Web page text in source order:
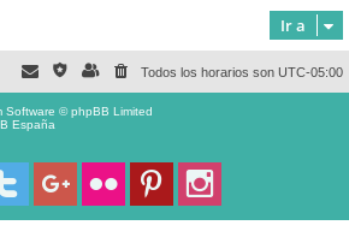
Ir a
Todos los horarios son UTC-05:00
Software © phpBB Limited
España